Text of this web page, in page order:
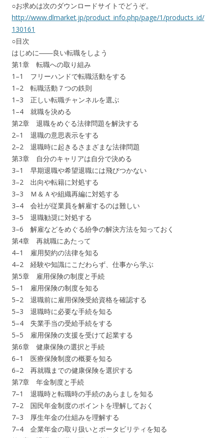
○お求めは次のダウンロードサイトでどうぞ。
http://www.dlmarket.jp/product_info.php/page/1/products_id/
130161
○目次
はじめに――良い転職をしよう
第1章 転職への取り組み
1–1 フリーハンドで転職活動をする
1–2 転職活動７つの鉄則
1–3 正しい転職チャンネルを選ぶ
1–4 就職を決める
第2章 退職をめぐる法律問題を解決する
2–1 退職の意思表示をする
2–2 退職時に起きるさまざまな法律問題
第3章 自分のキャリアは自分で決める
3–1 早期退職や希望退職には飛びつかない
3–2 出向や転籍に対処する
3–3 Ｍ＆Ａや組織再編に対処する
3–4 会社が従業員を解雇するのは難しい
3–5 退職勧奨に対処する
3–6 解雇などをめぐる紛争の解決方法を知っておく
第4章 再就職にあたって
4–1 雇用契約の法律を知る
4–2 経験や知識にこだわらず、仕事から学ぶ
第5章 雇用保険の制度と手続
5–1 雇用保険の制度を知る
5–2 退職前に雇用保険受給資格を確認する
5–3 退職時に必要な手続を知る
5–4 失業手当の受給手続をする
5–5 雇用保険の支援を受けて起業する
第6章 健康保険の選択と手続
6–1 医療保険制度の概要を知る
6–2 再就職までの健康保険を選択する
第7章 年金制度と手続
7–1 退職時と転職時の手続のあらましを知る
7–2 国民年金制度のポイントを理解しておく
7–3 厚生年金の仕組みを理解する
7–4 企業年金の取り扱いとポータビリティを知る